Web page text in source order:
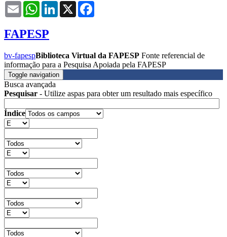
Email WhatsAppLinkedIn
X
FAPESP
bv-fapespBiblioteca Virtual da FAPESP Fonte referencial de
informação para a Pesquisa Apoiada pela FAPESP
Toggle navigation
Busca avançada
Pesquisar - Utilize aspas para obter um resultado mais específico
Índice